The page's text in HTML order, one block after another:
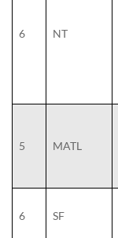
6 NT
5 MATL
6 SF